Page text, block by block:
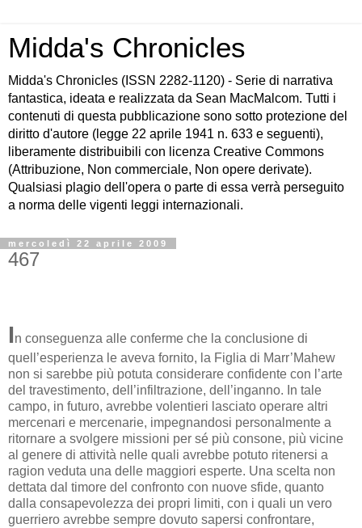
Midda's Chronicles
Midda's Chronicles (ISSN 2282-1120) - Serie di narrativa
fantastica, ideata e realizzata da Sean MacMalcom. Tutti i
contenuti di questa pubblicazione sono sotto protezione del
diritto d'autore (legge 22 aprile 1941 n. 633 e seguenti),
liberamente distribuibili con licenza Creative Commons
(Attribuzione, Non commerciale, Non opere derivate).
Qualsiasi plagio dell'opera o parte di essa verrà perseguito
a norma delle vigenti leggi internazionali.
mercoledì 22 aprile 2009
467
In conseguenza alle conferme che la conclusione di
quell’esperienza le aveva fornito, la Figlia di Marr’Mahew
non si sarebbe più potuta considerare confidente con l’arte
del travestimento, dell’infiltrazione, dell’inganno. In tale
campo, in futuro, avrebbe volentieri lasciato operare altri
mercenari e mercenarie, impegnandosi personalmente a
ritornare a svolgere missioni per sé più consone, più vicine
al genere di attività nelle quali avrebbe potuto ritenersi a
ragion veduta una delle maggiori esperte. Una scelta non
dettata dal timore del confronto con nuove sfide, quanto
dalla consapevolezza dei propri limiti, con i quali un vero
guerriero avrebbe sempre dovuto sapersi confrontare,